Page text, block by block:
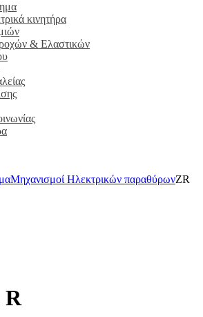
κινητήρα
& Ελαστικών
Μηχανισμοί Ηλεκτρικών παραθύρωνZR
R